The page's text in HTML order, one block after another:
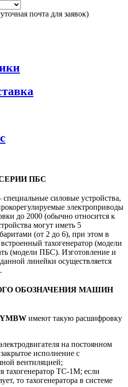
почта для заявок)
ПБС
специальные силовые устройства,
электроприводы
до 2000 (обычно относится к
могут иметь 5
(от 2 до 6), при этом в
тахогенератор (модели
(модели ПБС). Изготовление и
линейки осуществляется
ОБОЗНАЧЕНИЯ МАШИН
имеют такую расшифровку
на постоянном
исполнение с
вентиляцией;
тахогенератор ТС-1М; если
то тахогенератора в системе